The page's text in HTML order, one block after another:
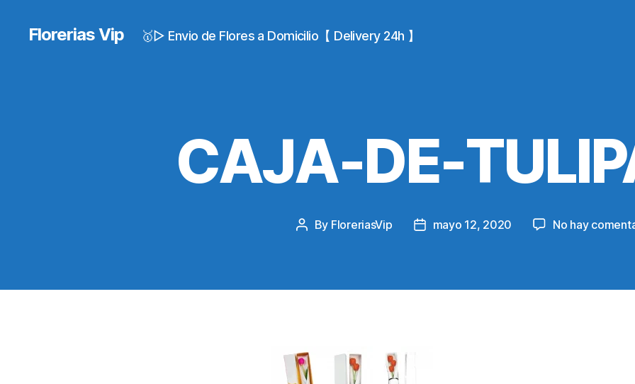
Florerias Vip 🥇▷ Envio de Flores a Domicilio【 Delivery 24h 】
CAJA-DE-
Post
By FloreriasVip
Postmayo 12, 2020 No hay